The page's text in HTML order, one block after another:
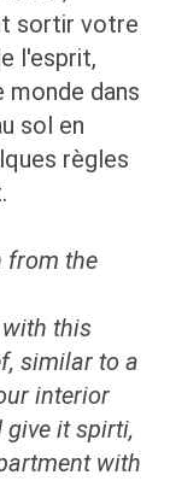
sortir votre
l'esprit,
dans
sol en
règles
from the
this
similar to a
interior
it spirti,
with